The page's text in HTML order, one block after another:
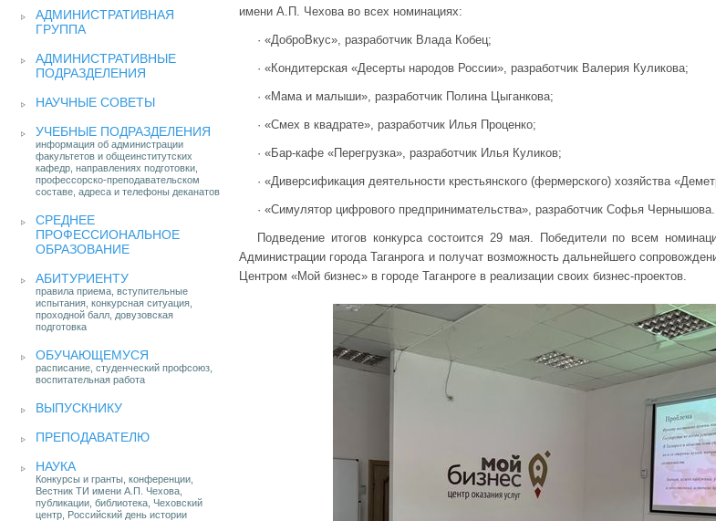
АДМИНИСТРАТИВНАЯ
ГРУППА
АДМИНИСТРАТИВНЫЕ
ПОДРАЗДЕЛЕНИЯ
НАУЧНЫЕ СОВЕТЫ
УЧЕБНЫЕ ПОДРАЗДЕЛЕНИЯ
информация об администрации
факультетов и общеинститутских
кафедр, направлениях подготовки,
профессорско-преподавательском
составе, адреса и телефоны деканатов
СРЕДНЕЕ
ПРОФЕССИОНАЛЬНОЕ
ОБРАЗОВАНИЕ
АБИТУРИЕНТУ
правила приема, вступительные
испытания, конкурсная ситуация,
проходной балл, довузовская
подготовка
ОБУЧАЮЩЕМУСЯ
расписание, студенческий профсоюз,
воспитательная работа
ВЫПУСКНИКУ
ПРЕПОДАВАТЕЛЮ
НАУКА
Конкурсы и гранты, конференции,
Вестник ТИ имени А.П. Чехова,
публикации, библиотека, Чеховский
центр, Российский день истории
имени А.П. Чехова во всех номинациях:
· «ДоброВкус», разработчик Влада Кобец;
· «Кондитерская «Десерты народов России», разработчик Валерия Куликова;
· «Мама и малыши», разработчик Полина Цыганкова;
· «Смех в квадрате», разработчик Илья Проценко;
· «Бар-кафе «Перегрузка», разработчик Илья Куликов;
· «Диверсификация деятельности крестьянского (фермерского) хозяйства
· «Симулятор цифрового предпринимательства», разработчик Софья Чернышова.
Подведение итогов конкурса состоится 29 мая. Победители по всем
Администрации города Таганрога и получат возможность дальнейшего
Центром «Мой бизнес» в городе Таганроге в реализации своих бизнес-проектов.